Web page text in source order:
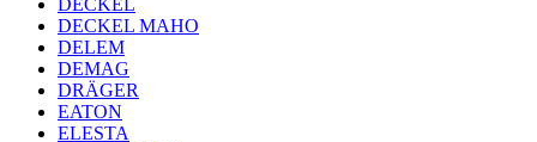
DECKEL
DECKEL MAHO
DELEM
DEMAG
DRÄGER
EATON
ELESTA